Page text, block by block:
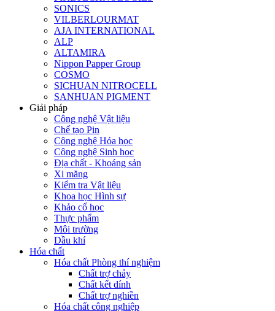
SONICS
VILBERLOURMAT
AJA INTERNATIONAL
ALP
ALTAMIRA
Nippon Papper Group
COSMO
SICHUAN NITROCELL
SANHUAN PIGMENT
Giải pháp
Công nghệ Vật liệu
Chế tạo Pin
Công nghệ Hóa học
Công nghệ Sinh học
Địa chất - Khoáng sản
Xi măng
Kiểm tra Vật liệu
Khoa học Hình sự
Khảo cổ học
Thực phẩm
Môi trường
Dầu khí
Hóa chất
Hóa chất Phòng thí nghiệm
Chất trợ chảy
Chất kết dính
Chất trợ nghiền
Hóa chất công nghiệp